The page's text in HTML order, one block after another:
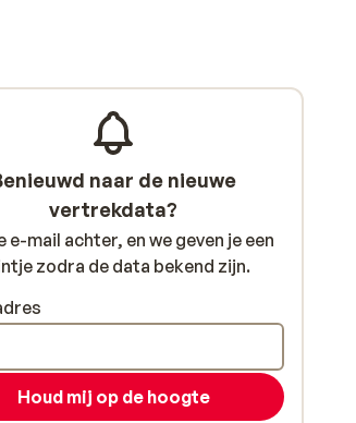
naar de nieuwe
vertrekdata?
e-mail achter, en we geven je een
zodra de data bekend zijn.
Houd mij op de hoogte